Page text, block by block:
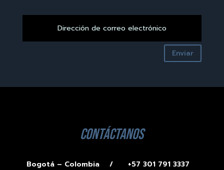
Enviar
contáctanos
Bogotá – Colombia / +57 301 791 3337